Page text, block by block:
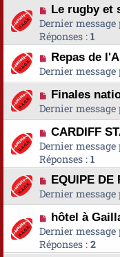
Le rugby et
Dernier message
Réponses : 1
Repas de
Dernier message
Finales
Dernier message
CARDIFF
Dernier message
Réponses : 1
EQUIPE DE
Dernier message
hôtel à
Dernier message
Réponses : 2